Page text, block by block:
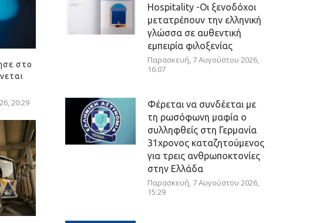
στο
20:29
Hospitality -Οι ξενοδόχοι
μετατρέπουν την ελληνική
γλώσσα σε αυθεντική
εμπειρία φιλοξενίας
Παρασκευή, 7 Αυγούστου 2026,
16:07
Φέρεται να συνδέεται με
τη ρωσόφωνη μαφία ο
συλληφθείς στη Γερμανία
31χρονος καταζητούμενος
για τρεις ανθρωποκτονίες
στην Ελλάδα
Παρασκευή, 7 Αυγούστου 2026,
15:29